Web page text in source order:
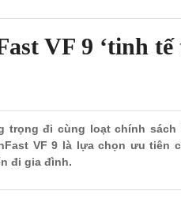
VF 9 ‘tinh tế
đi cùng loạt chính sách
VF 9 là lựa chọn ưu tiên
đi gia đình.